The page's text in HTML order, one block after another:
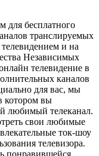
для бесплатного
транслируемых
и на
Независимых
телевидение в
каналов
для вас, мы
котором вы
любимый телеканал.
свои любимые
ток-шоу
телевизора.
понравившейся